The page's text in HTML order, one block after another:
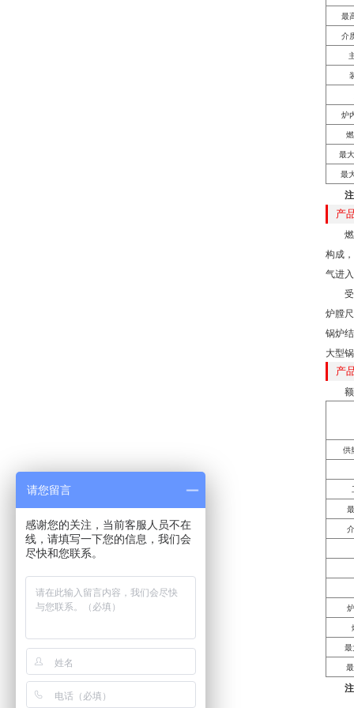
最
介
炉
最
最
产
构成
气进
炉膛
锅炉
大型
产
供
最
请您留言
感谢您的关注，当前客服人员不在
线，请填写一下您的信息，我们会
尽快和您联系。